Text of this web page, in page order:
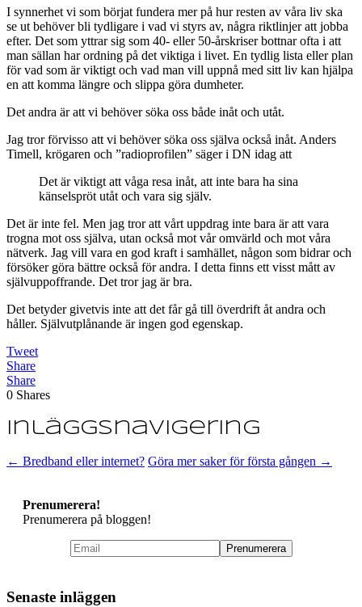
I synnerhet vi som börjat fundera mer på hur resten av våra liv ska
se ut behöver bli tydligare i vad vi styrs av, några riktlinjer att jobba
efter. Det som yttrar sig som 40- eller 50-årskriser bottnar ofta i att
man sällan har ordning på det viktiga i livet. En tydlig lista eller plan
för vad som är viktigt och vad man vill uppnå med sitt liv kan hjälpa
en att komma längre och slippa göra dumheter.
Det andra är att vi behöver söka oss både inåt och utåt.
Jag tror förvisso att vi behöver söka oss själva också inåt. Anders
Timell, krögaren och ”radioprofilen” säger i DN idag att
Det är viktigt att våga resa inåt, att inte bara ha sina
känselspröt utåt och vara sig själv.
Det är inte fel. Men jag tror att vårt uppdrag inte bara är att vara
trogna mot oss själva, utan också mot vår omvärld och mot våra
nätverk. Jag vill vara en god kraft i samhället, någon som bidrar och
försöker göra bättre också för andra. I detta finns ett visst mått av
självuppoffrande. Det tror jag är bra.
Det betyder givetvis inte att det får gå till överdrift åt andra och
håller. Självutplånande är ingen god egenskap.
Tweet
Share
Share
0 Shares
Inläggsnavigering
← Bredband eller internet? Göra mer saker för första gången →
Prenumerera!
Prenumerera på bloggen!
Senaste inläggen